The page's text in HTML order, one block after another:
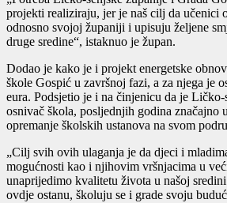
projekti realiziraju, jer je naš cilj da učenici
odnosno svojoj županiji i upisuju željene
druge sredine“, istaknuo je župan.
Dodao je kako je i projekt energetske
škole Gospić u završnoj fazi, a za njega je
eura. Podsjetio je i na činjenicu da je
osnivač škola, posljednjih godina značajno
opremanje školskih ustanova na svom
„Cilj svih ovih ulaganja je da djeci i
mogućnosti kao i njihovim vršnjacima u
unaprijedimo kvalitetu života u našoj
ovdje ostanu, školuju se i grade svoju